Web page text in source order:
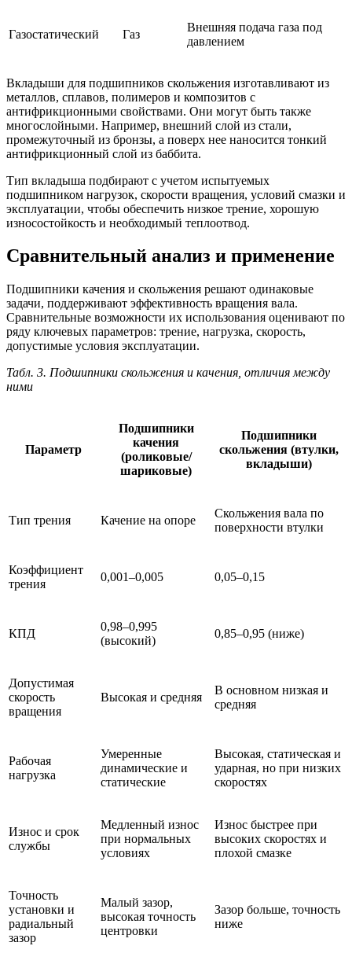
Газостатический Газ
Внешняя подача газа под
давлением
Вкладыши для подшипников скольжения изготавливают из
металлов, сплавов, полимеров и композитов с
антифрикционными свойствами. Они могут быть также
многослойными. Например, внешний слой из стали,
промежуточный из бронзы, а поверх нее наносится тонкий
антифрикционный слой из баббита.
Тип вкладыша подбирают с учетом испытуемых
подшипником нагрузок, скорости вращения, условий смазки и
эксплуатации, чтобы обеспечить низкое трение, хорошую
износостойкость и необходимый теплоотвод.
Сравнительный анализ и применение
Подшипники качения и скольжения решают одинаковые
задачи, поддерживают эффективность вращения вала.
Сравнительные возможности их использования оценивают по
ряду ключевых параметров: трение, нагрузка, скорость,
допустимые условия эксплуатации.
Табл. 3. Подшипники скольжения и качения, отличия между
ними
Параметр
Подшипники
качения
(роликовые/
шариковые)
Подшипники
скольжения (втулки,
вкладыши)
Тип трения Качение на опоре
Скольжения вала по
поверхности втулки
Коэффициент
трения
0,001–0,005 0,05–0,15
КПД
0,98–0,995
(высокий)
0,85–0,95 (ниже)
Допустимая
скорость
вращения
Высокая и средняя
В основном низкая и
средняя
Рабочая
нагрузка
Умеренные
динамические и
статические
Высокая, статическая и
ударная, но при низких
скоростях
Износ и срок
службы
Медленный износ
при нормальных
условиях
Износ быстрее при
высоких скоростях и
плохой смазке
Точность
установки и
радиальный
зазор
Малый зазор,
высокая точность
центровки
Зазор больше, точность
ниже